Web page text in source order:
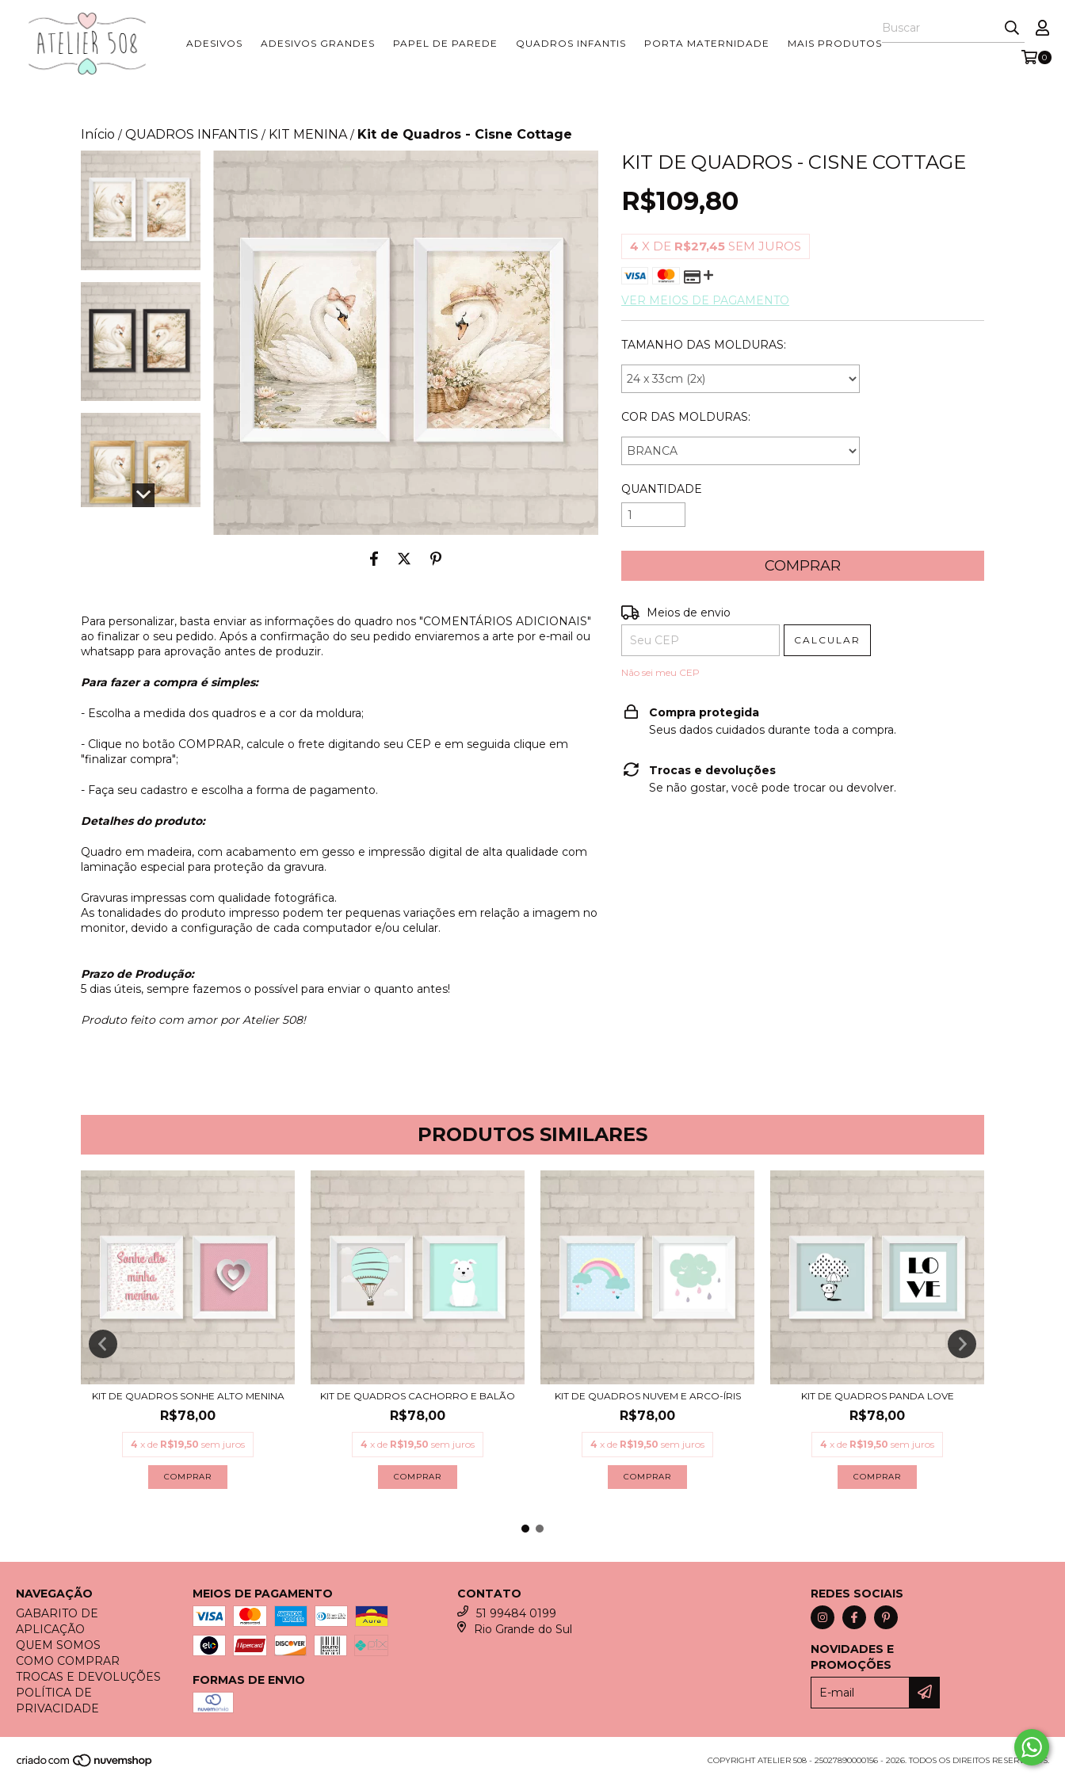
ADESIVOS ADESIVOS GRANDES PAPEL DE PAREDE QUADROS INFANTIS PORTA MATERNIDADE MAIS PRODUTOS
0
Início / QUADROS INFANTIS / KIT MENINA / Kit de Quadros - Cisne Cottage
Para personalizar, basta enviar as informações do quadro nos "COMENTÁRIOS ADICIONAIS"
ao finalizar o seu pedido. Após a confirmação do seu pedido enviaremos a arte por e-mail ou
whatsapp para aprovação antes de produzir.
Para fazer a compra é simples:
- Escolha a medida dos quadros e a cor da moldura;
- Clique no botão COMPRAR, calcule o frete digitando seu CEP e em seguida clique em
"finalizar compra";
- Faça seu cadastro e escolha a forma de pagamento.
Detalhes do produto:
Quadro em madeira, com acabamento em gesso e impressão digital de alta qualidade com
laminação especial para proteção da gravura.
Gravuras impressas com qualidade fotográfica.
As tonalidades do produto impresso podem ter pequenas variações em relação a imagem no
monitor, devido a configuração de cada computador e/ou celular.
Prazo de Produção:
5 dias úteis, sempre fazemos o possível para enviar o quanto antes!
Produto feito com amor por Atelier 508!
KIT DE QUADROS - CISNE COTTAGE
R$109,80
4 X DE R$27,45 SEM JUROS
VER MEIOS DE PAGAMENTO
TAMANHO DAS MOLDURAS:
COR DAS MOLDURAS:
QUANTIDADE
Entregas para o CEP:
Meios de envio
CALCULAR
Não sei meu CEP
Compra protegida
Seus dados cuidados durante toda a compra.
Trocas e devoluções
Se não gostar, você pode trocar ou devolver.
PRODUTOS SIMILARES
KIT DE QUADROS SONHE ALTO MENINA
R$78,00
4 x de R$19,50 sem juros
COMPRAR
KIT DE QUADROS CACHORRO E BALÃO
R$78,00
4 x de R$19,50 sem juros
COMPRAR
KIT DE QUADROS NUVEM E ARCO-ÍRIS
R$78,00
4 x de R$19,50 sem juros
COMPRAR
KIT DE QUADROS PANDA LOVE
R$78,00
4 x de R$19,50 sem juros
COMPRAR
NAVEGAÇÃO
GABARITO DE
APLICAÇÃO
QUEM SOMOS
COMO COMPRAR
TROCAS E DEVOLUÇÕES
POLÍTICA DE
PRIVACIDADE
MEIOS DE PAGAMENTO
FORMAS DE ENVIO
CONTATO
51 99484 0199
Rio Grande do Sul
REDES SOCIAIS
NOVIDADES E
PROMOÇÕES
COPYRIGHT ATELIER 508 - 25027890000156 - 2026. TODOS OS DIREITOS RESERVADOS.